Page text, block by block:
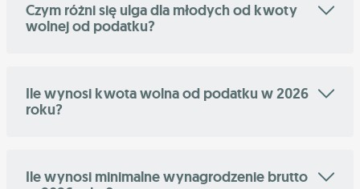
Czym różni się ulga dla młodych od kwoty
wolnej od podatku?
Ile wynosi kwota wolna od podatku w 2026
roku?
Ile wynosi minimalne wynagrodzenie brutto